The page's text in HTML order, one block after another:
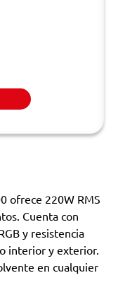
ofrece 220W RMS
Cuenta con
y resistencia
interior y exterior.
en cualquier